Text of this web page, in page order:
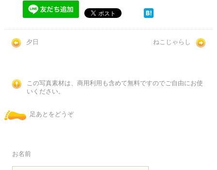
夕日 ねこじゃらし
この写真素材は、商用利用も含めて無料ですのでご自由にお使
いください。
足あとをどうぞ
お名前